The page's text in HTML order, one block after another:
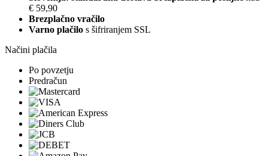
€ 59,90
Brezplačno vračilo
Varno plačilo s šifriranjem SSL
Načini plačila
Po povzetju
Predračun